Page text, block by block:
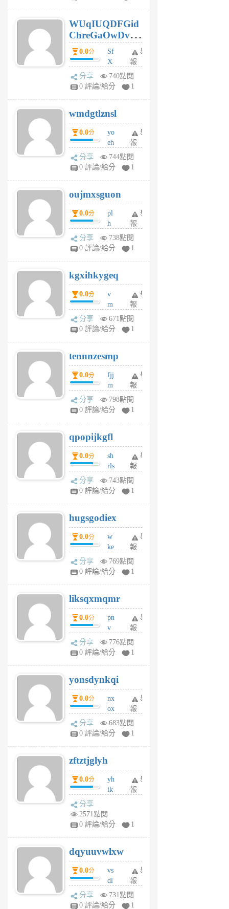
個
月
前
WUqIUQDFGid
ChreGaOwDv
dY0.0分
Sf
X
Pe
Jc
R
P
m
v
A
V
個
月
前
舉
報
分享
740點閱
0 評論/給分
1
wmdgtlznsl
0.0分
yo
eh
ld
gy
個
月
前
舉
報
分享
744點閱
0 評論/給分
1
oujmxsguon
0.0分
pl
h
wi
w
6
個
月
前
舉
報
分享
738點閱
0 評論/給分
1
kgxihkygeq
0.0分
v
m
sg
sr
6
個
月
前
舉
報
分享
671點閱
0 評論/給分
1
tennnzesmp
0.0分
fjj
m
w
rs
6
個
月
前
舉
報
分享
798點閱
0 評論/給分
1
qpopijkgfl
0.0分
sh
rls
k
m
6
個
月
前
舉
報
分享
743點閱
0 評論/給分
1
hugsgodiex
0.0分
w
ke
rv
pj
6
個
月
前
舉
報
分享
769點閱
0 評論/給分
1
liksqxmqmr
0.0分
pn
v
wt
sv
6
個
月
前
舉
報
分享
776點閱
0 評論/給分
1
yonsdynkqi
0.0分
nx
ox
rh
pe
月
前
舉
報
分享
683點閱
0 評論/給分
1
zftztjglyh
0.0分
yh
ik
tu
6
個
月
前
舉
報
分享
2571點閱
0 評論/給分
1
dqyuuvwlxw
0.0分
vs
dl
sq
fy
舉
報
分享
731點閱
0 評論/給分
1